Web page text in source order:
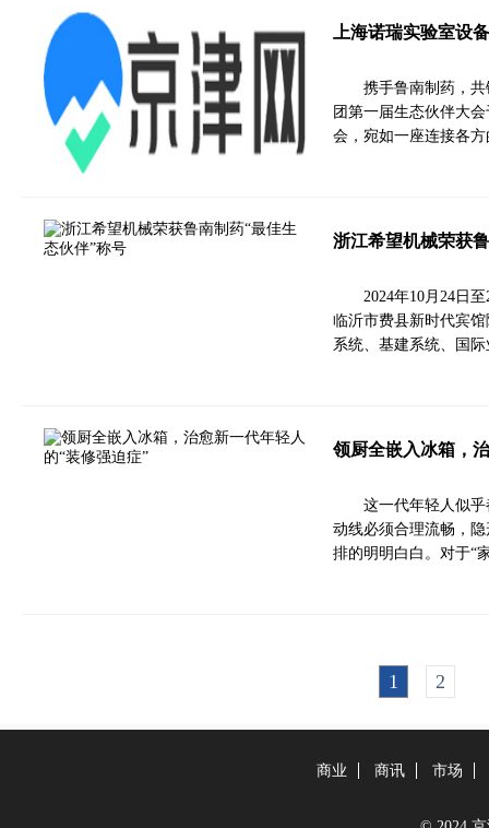
上海诺瑞实验室设
携手鲁南制药，共
团第一届生态伙伴大
会，宛如一座连接各
浙江希望机械荣获
2024年10月24日
临沂市费县新时代宾
系统、基建系统、国
领厨全嵌入冰箱，
这一代年轻人似
动线必须合理流畅，
排的明明白白。对于“
1 2
商业 商讯 市场